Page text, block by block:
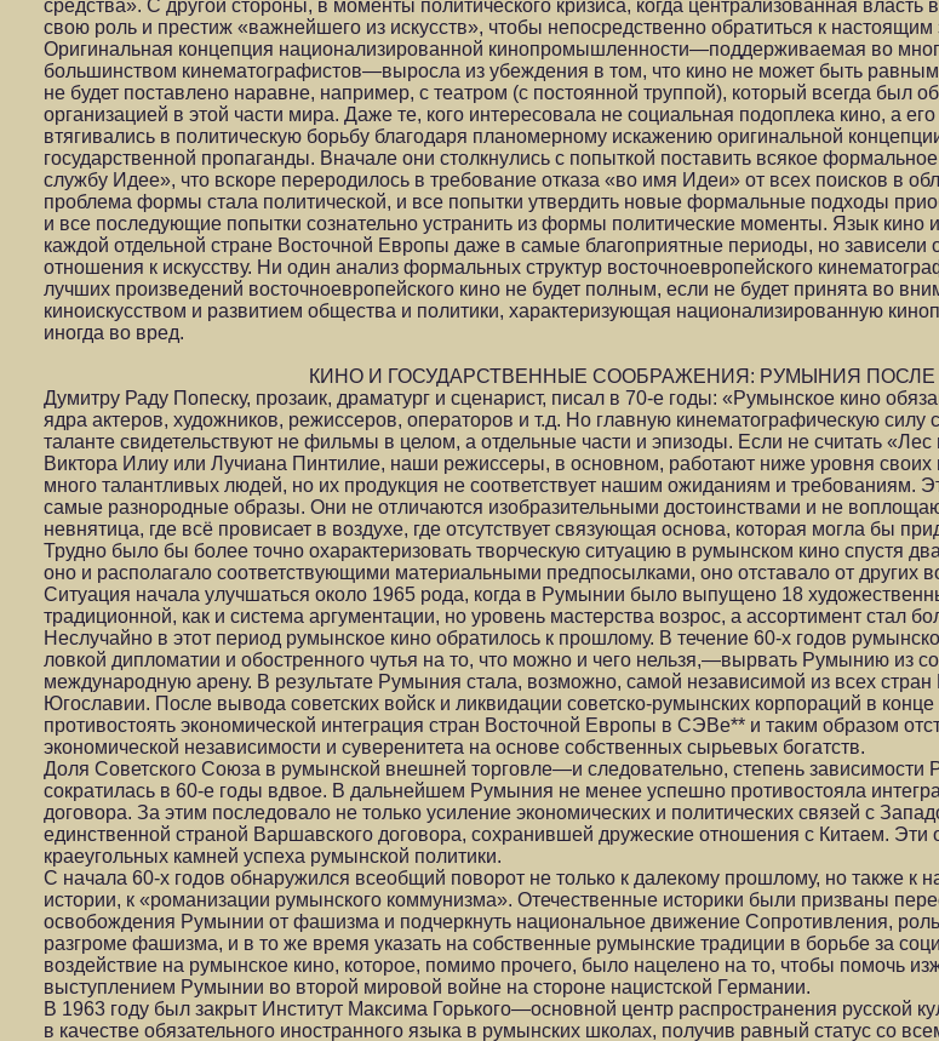
средства». С другой стороны, в моменты политического кризиса, когда централизованная власть
свою роль и престиж «важнейшего из искусств», чтобы непосредственно обратиться к
Оригинальная концепция национализированной кинопромышленности—поддерживаемая во
большинством кинематографистов—выросла из убеждения в том, что кино не может быть равным
не будет поставлено наравне, например, с театром (с постоянной труппой), который всегда был
организацией в этой части мира. Даже те, кого интересовала не социальная подоплека кино, а
втягивались в политическую борьбу благодаря планомерному искажению оригинальной
государственной пропаганды. Вначале они столкнулись с попыткой поставить всякое
службу Идее», что вскоре переродилось в требование отказа «во имя Идеи» от всех поисков в
проблема формы стала политической, и все попытки утвердить новые формальные подходы
и все последующие попытки сознательно устранить из формы политические моменты. Язык кино
каждой отдельной стране Восточной Европы даже в самые благоприятные периоды, но
отношения к искусству. Ни один анализ формальных структур восточноевропейского
лучших произведений восточноевропейского кино не будет полным, если не будет принята во
киноискусством и развитием общества и политики, характеризующая национализированную
иногда во вред.
КИНО И ГОСУДАРСТВЕННЫЕ СООБРАЖЕНИЯ: РУМЫНИЯ ПОСЛЕ
Думитру Раду Попеску, прозаик, драматург и сценарист, писал в 70-е годы: «Румынское кино
ядра актеров, художников, режиссеров, операторов и т.д. Но главную кинематографическую
таланте свидетельствуют не фильмы в целом, а отдельные части и эпизоды. Если не считать
Виктора Илиу или Лучиана Пинтилие, наши режиссеры, в основном, работают ниже уровня своих
много талантливых людей, но их продукция не соответствует нашим ожиданиям и требованиям.
самые разнородные образы. Они не отличаются изобразительными достоинствами и не
невнятица, где всё провисает в воздухе, где отсутствует связующая основа, которая могла бы
Трудно было бы более точно охарактеризовать творческую ситуацию в румынском кино спустя
оно и располагало соответствующими материальными предпосылками, оно отставало от других
Ситуация начала улучшаться около 1965 рода, когда в Румынии было выпущено 18
традиционной, как и система аргументации, но уровень мастерства возрос, а ассортимент стал
Неслучайно в этот период румынское кино обратилось к прошлому. В течение 60-х годов
ловкой дипломатии и обостренного чутья на то, что можно и чего нельзя,—вырвать Румынию из
международную арену. В результате Румыния стала, возможно, самой независимой из всех
Югославии. После вывода советских войск и ликвидации советско-румынских корпораций в
противостоять экономической интеграция стран Восточной Европы в СЭВе** и таким образом
экономической независимости и суверенитета на основе собственных сырьевых богатств.
Доля Советского Союза в румынской внешней торговле—и следовательно, степень
сократилась в 60-е годы вдвое. В дальнейшем Румыния не менее успешно противостояла
договора. За этим последовало не только усиление экономических и политических связей с
единственной страной Варшавского договора, сохранившей дружеские отношения с Китаем. Эти
краеугольных камней успеха румынской политики.
С начала 60-х годов обнаружился всеобщий поворот не только к далекому прошлому, но также к
истории, к «романизации румынского коммунизма». Отечественные историки были призваны
освобождения Румынии от фашизма и подчеркнуть национальное движение Сопротивления,
разгроме фашизма, и в то же время указать на собственные румынские традиции в борьбе за
воздействие на румынское кино, которое, помимо прочего, было нацелено на то, чтобы помочь
выступлением Румынии во второй мировой войне на стороне нацистской Германии.
В 1963 году был закрыт Институт Максима Горького—основной центр распространения русской
в качестве обязательного иностранного языка в румынских школах, получив равный статус со